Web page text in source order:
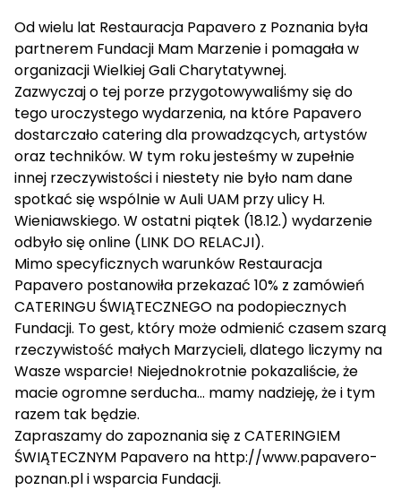
Od wielu lat Restauracja Papavero z Poznania była
partnerem Fundacji Mam Marzenie i pomagała w
organizacji Wielkiej Gali Charytatywnej.
Zazwyczaj o tej porze przygotowywaliśmy się do
tego uroczystego wydarzenia, na które Papavero
dostarczało catering dla prowadzących, artystów
oraz techników. W tym roku jesteśmy w zupełnie
innej rzeczywistości i niestety nie było nam dane
spotkać się wspólnie w Auli UAM przy ulicy H.
Wieniawskiego. W ostatni piątek (18.12.) wydarzenie
odbyło się online (LINK DO RELACJI).
Mimo specyficznych warunków Restauracja
Papavero postanowiła przekazać 10% z zamówień
CATERINGU ŚWIĄTECZNEGO na podopiecznych
Fundacji. To gest, który może odmienić czasem szarą
rzeczywistość małych Marzycieli, dlatego liczymy na
Wasze wsparcie! Niejednokrotnie pokazaliście, że
macie ogromne serducha… mamy nadzieję, że i tym
razem tak będzie.
Zapraszamy do zapoznania się z CATERINGIEM
ŚWIĄTECZNYM Papavero na http://www.papavero-
poznan.pli wsparcia Fundacji.